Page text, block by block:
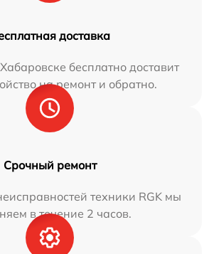
доставка
бесплатно доставит
на ремонт и обратно.
Срочный ремонт
техники RGK мы
в течение 2 часов.